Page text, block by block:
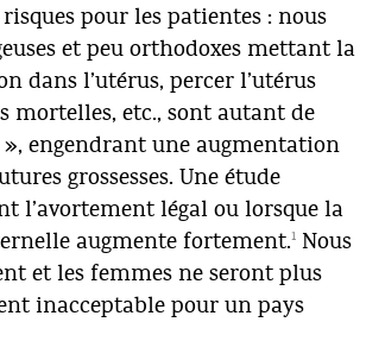
pour les patientes : nous
et peu orthodoxes mettant la
dans l’utérus, percer l’utérus
mortelles, etc., sont autant de
», engendrant une augmentation
grossesses. Une étude
l’avortement légal ou lorsque la
augmente fortement.1 Nous
et les femmes ne seront plus
inacceptable pour un pays